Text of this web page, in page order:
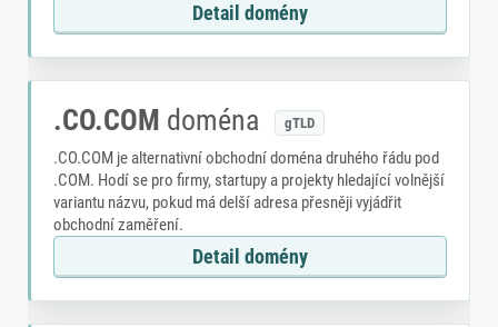
Detail domény
.CO.COM doména gTLD
.CO.COM je alternativní obchodní doména druhého řádu pod
.COM. Hodí se pro firmy, startupy a projekty hledající volnější
variantu názvu, pokud má delší adresa přesněji vyjádřit
obchodní zaměření.
Detail domény